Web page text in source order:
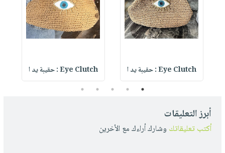
Eye Clutch : حقيبة يد ا Eye Clutch : حقيبة يد ا
1
2
3
4
5
أبرز التعليقات
أكتب تعليقاتك وشارك أراءك مع الأخرين